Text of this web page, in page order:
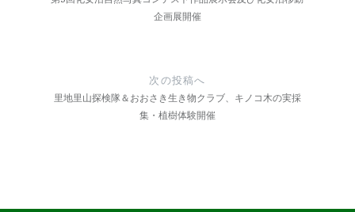
企画展開催
次の投稿へ
里地里山探検隊＆おおさき生き物クラブ、キノコ木の実採
集・植樹体験開催